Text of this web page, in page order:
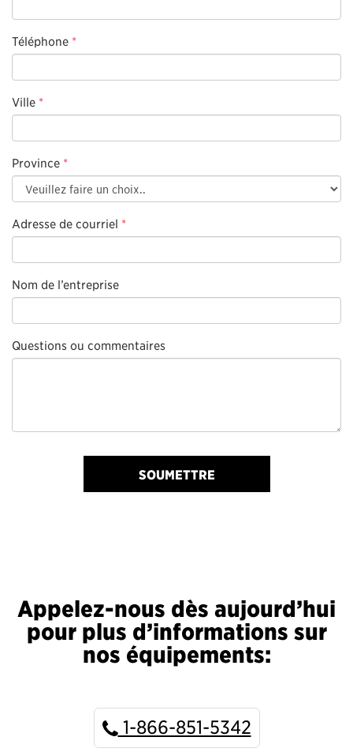
Téléphone *
Ville *
Province *
Adresse de courriel *
Nom de l’entreprise
Questions ou commentaires
SOUMETTRE
Appelez-nous dès aujourd’hui
pour plus d’informations sur
nos équipements:
1-866-851-5342